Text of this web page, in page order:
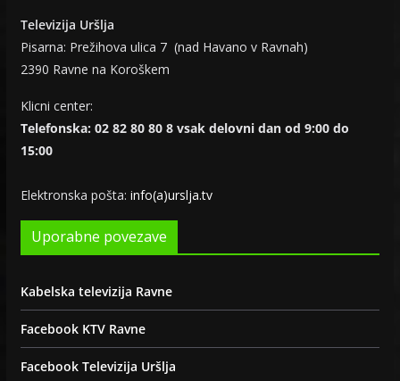
Televizija Uršlja
Pisarna: Prežihova ulica 7 (nad Havano v Ravnah)
2390 Ravne na Koroškem
Klicni center:
Telefonska: 02 82 80 80 8 vsak delovni dan od 9:00 do
15:00
Elektronska pošta: info(a)urslja.tv
Uporabne povezave
Kabelska televizija Ravne
Facebook KTV Ravne
Facebook Televizija Uršlja